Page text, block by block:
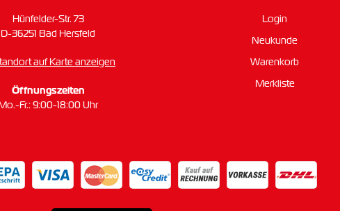
Hünfelder-Str. 73
D-36251 Bad Hersfeld
auf Karte anzeigen
Öffnungszeiten
Fr.: 9:00-18:00 Uhr
Login
Neukunde
Warenkorb
Merkliste